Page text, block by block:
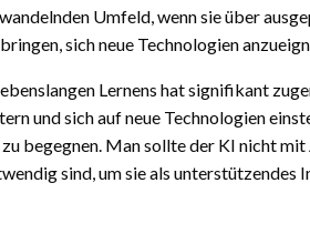
Umfeld, wenn sie über
sich neue Technologien
Lernens hat signifikant
und sich auf neue Technologien
begegnen. Man sollte der KI nicht
sind, um sie als